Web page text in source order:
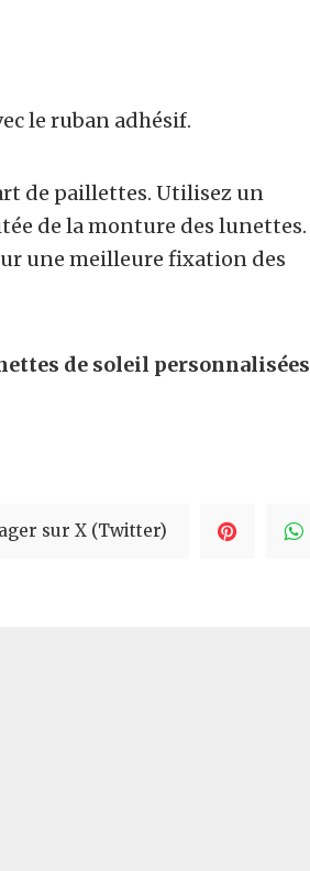
le ruban adhésif.
de paillettes. Utilisez un
de la monture des lunettes.
une meilleure fixation des
de soleil personnalisées
sur X (Twitter)